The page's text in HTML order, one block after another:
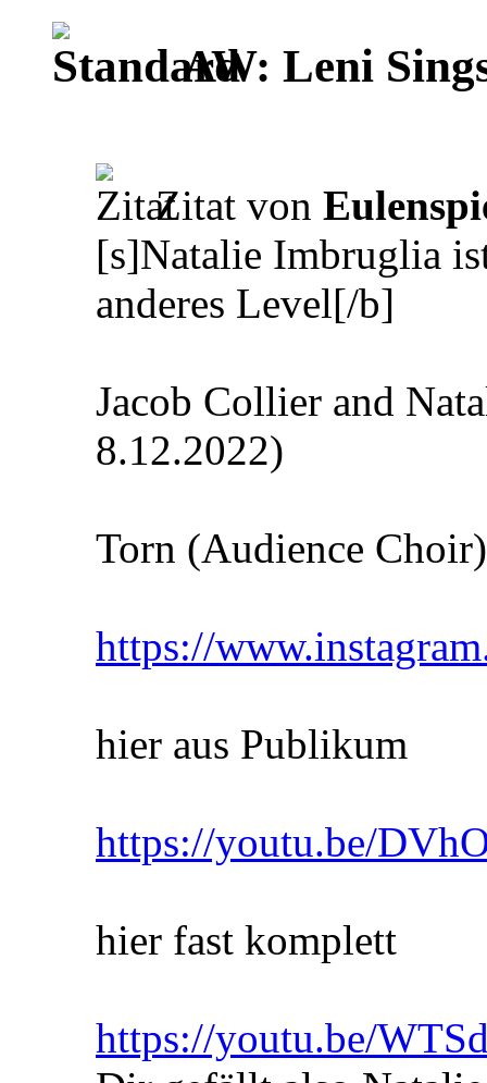
AW: Leni
Zitat von
[s]Natalie Imbruglia
anderes Level[/b]
Jacob Collier and
8.12.2022)
Torn (Audience Choir)
https://
hier aus Publikum
https://youtu.be/
hier fast komplett
https://youtu.be/